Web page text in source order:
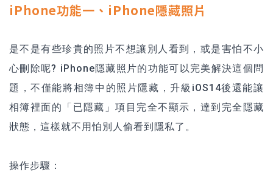
iPhone功能一、iPhone隱藏照片
是不是有些珍貴的照片不想讓別人看到，或是害怕不小
心刪除呢? iPhone隱藏照片的功能可以完美解決這個問
題，不僅能將相簿中的照片隱藏，升級iOS14後還能讓
相簿裡面的「已隱藏」項目完全不顯示，達到完全隱藏
狀態，這樣就不用怕別人偷看到隱私了。
操作步驟：